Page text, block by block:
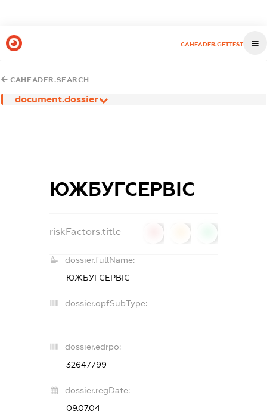
CAHEADER.GETTEST
CAHEADER.SEARCH
document.dossier
ЮЖБУГСЕРВІС
riskFactors.title
dossier.fullName:
ЮЖБУГСЕРВІС
dossier.opfSubType:
-
dossier.edrpo:
32647799
dossier.regDate:
09.07.04